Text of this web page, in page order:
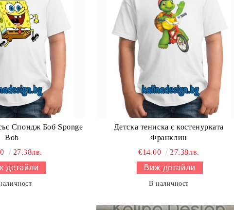
Спондж Боб Sponge
Bob
27.38лв.
детайли
Детска тениска с костенурката
Франклин
€14.00
27.38лв.
Виж детайли
В наличност